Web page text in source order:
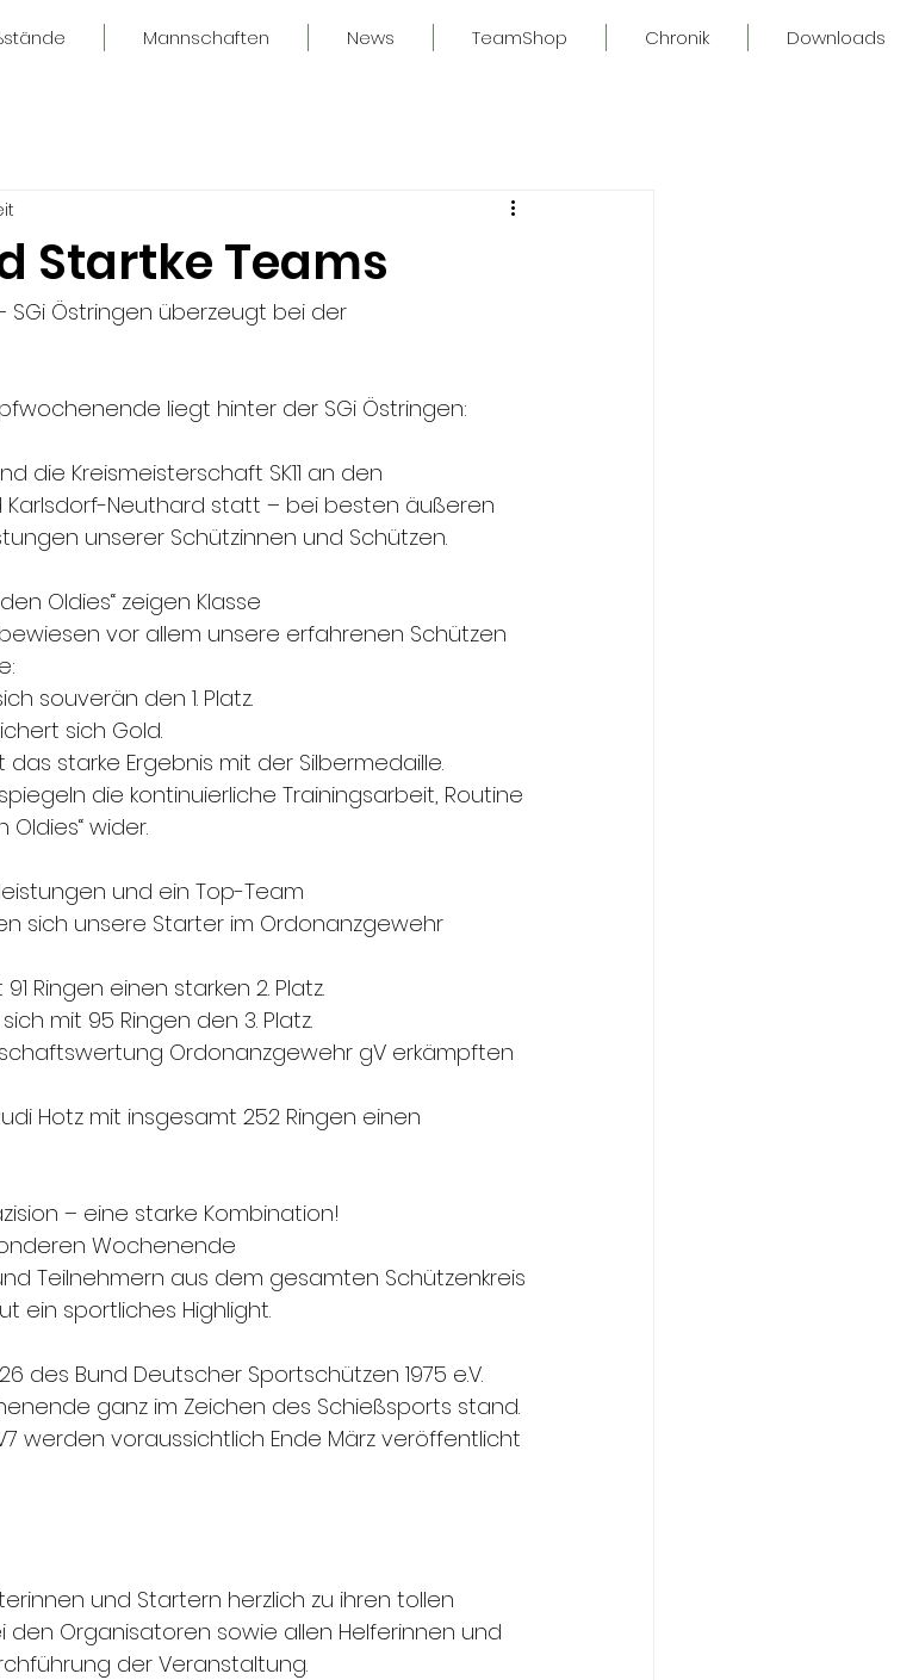
Mannschaften News TeamShop Chronik Downloads
Startke Teams
SGi Östringen überzeugt bei der
liegt hinter der SGi Östringen:
die Kreismeisterschaft SK11 an den
Neuthard statt – bei besten äußeren
unserer Schützinnen und Schützen.
Oldies“ zeigen Klasse
vor allem unsere erfahrenen Schützen
souverän den 1. Platz.
sich Gold.
das starke Ergebnis mit der Silbermedaille.
die kontinuierliche Trainingsarbeit, Routine
wider.
und ein Top-Team
sich unsere Starter im Ordonanzgewehr
Ringen einen starken 2. Platz.
mit 95 Ringen den 3. Platz.
Ordonanzgewehr gV erkämpften
Hotz mit insgesamt 252 Ringen einen
– eine starke Kombination!
Wochenende
Teilnehmern aus dem gesamten Schützenkreis
ein sportliches Highlight.
des Bund Deutscher Sportschützen 1975 e.V.
ganz im Zeichen des Schießsports stand.
werden voraussichtlich Ende März veröffentlicht
und Startern herzlich zu ihren tollen
Organisatoren sowie allen Helferinnen und
der Veranstaltung.